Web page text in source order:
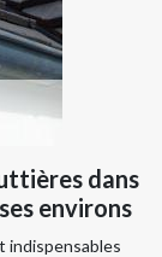
dans
environs